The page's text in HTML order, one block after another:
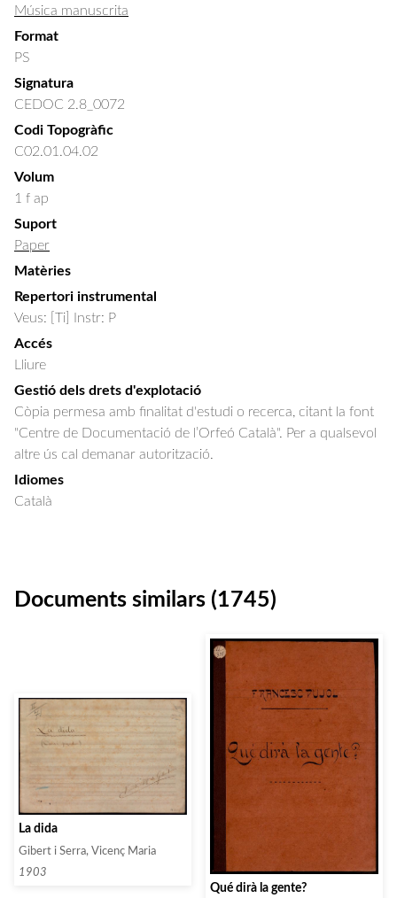
Música manuscrita
Format
PS
Signatura
CEDOC 2.8_0072
Codi Topogràfic
C02.01.04.02
Volum
1 f ap
Suport
Paper
Matèries
Repertori instrumental
Veus: [Ti] Instr: P
Accés
Lliure
Gestió dels drets d'explotació
Còpia permesa amb finalitat d'estudi o recerca, citant la font
"Centre de Documentació de l’Orfeó Català". Per a qualsevol
altre ús cal demanar autorització.
Idiomes
Català
Documents similars (1745)
La dida
Gibert i Serra, Vicenç Maria
1903
Qué dirà la gente?